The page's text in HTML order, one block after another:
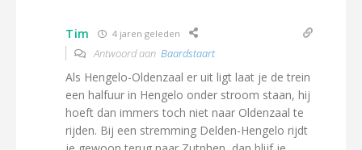
Tim 4 jaren geleden
Antwoord aan Baardstaart
Als Hengelo-Oldenzaal er uit ligt laat je de trein
een halfuur in Hengelo onder stroom staan, hij
hoeft dan immers toch niet naar Oldenzaal te
rijden. Bij een stremming Delden-Hengelo rijdt